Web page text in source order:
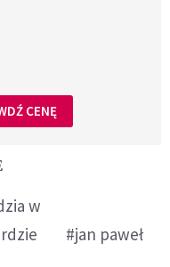
CENĘ
w
#jan paweł